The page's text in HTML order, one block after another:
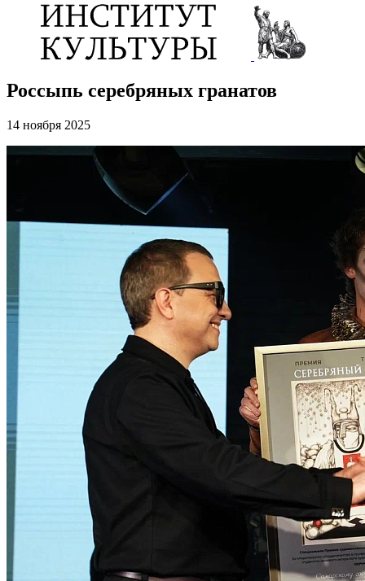
Россыпь серебряных гранатов
14 ноября 2025